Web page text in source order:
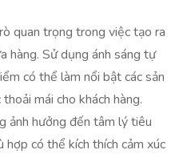
quan trọng trong việc tạo ra
hàng. Sử dụng ánh sáng tự
có thể làm nổi bật các sản
mái cho khách hàng.
ảnh hưởng đến tâm lý tiêu
hợp có thể kích thích cảm xúc